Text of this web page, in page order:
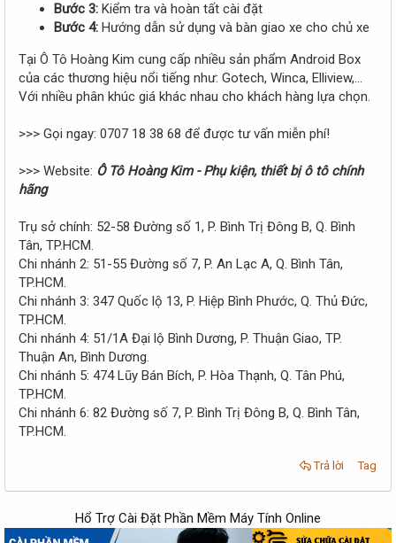
Bước 3: Kiểm tra và hoàn tất cài đặt
Bước 4: Hướng dẫn sử dụng và bàn giao xe cho chủ xe
Tại Ô Tô Hoàng Kim cung cấp nhiều sản phẩm Android Box
của các thương hiệu nổi tiếng như: Gotech, Winca, Elliview,...
Với nhiều phân khúc giá khác nhau cho khách hàng lựa chọn.
>>> Gọi ngay: 0707 18 38 68 để được tư vấn miễn phí!
>>> Website: Ô Tô Hoàng Kim - Phụ kiện, thiết bị ô tô chính
hãng
Trụ sở chính: 52-58 Đường số 1, P. Bình Trị Đông B, Q. Bình
Tân, TP.HCM.
Chi nhánh 2: 51-55 Đường số 7, P. An Lạc A, Q. Bình Tân,
TP.HCM.
Chi nhánh 3: 347 Quốc lộ 13, P. Hiệp Bình Phước, Q. Thủ Đức,
TP.HCM.
Chi nhánh 4: 51/1A Đại lộ Bình Dương, P. Thuận Giao, TP.
Thuận An, Bình Dương.
Chi nhánh 5: 474 Lũy Bán Bích, P. Hòa Thạnh, Q. Tân Phú,
TP.HCM.
Chi nhánh 6: 82 Đường số 7, P. Bình Trị Đông B, Q. Bình Tân,
TP.HCM.
Trả lời Tag
Hổ Trợ Cài Đặt Phần Mềm Máy Tính Online